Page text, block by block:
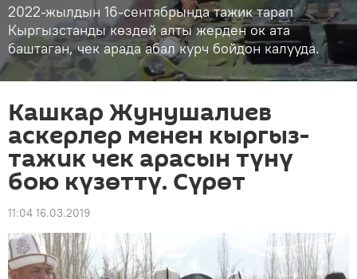
2022-жылдын 16-сентябрында тажик тарап
Кыргызстанды көздөй алты жерден ок ата
баштаган, чек арада абал курч бойдон калууда.
Кашкар Жунушалиев
аскерлер менен кыргыз-
тажик чек арасын түнү
бою күзөттү. Сүрөт
11:04 16.03.2019